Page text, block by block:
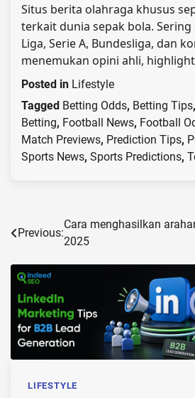
Situs berita olahraga khusus
terkait dunia sepak bola.
Liga, Serie A, Bundesliga, dan
menemukan opini ahli,
Posted in Lifestyle
Tagged Betting Odds, Betting Tips,
Betting, Football News, Football
Match Previews, Prediction Tips,
Sports News, Sports Predictions,
Post
navigation
Previous:
Cara menghasilkan
2025
LIFESTYLE